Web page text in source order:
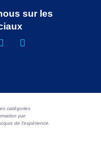
sur les
catégories
par
de l’expérience.